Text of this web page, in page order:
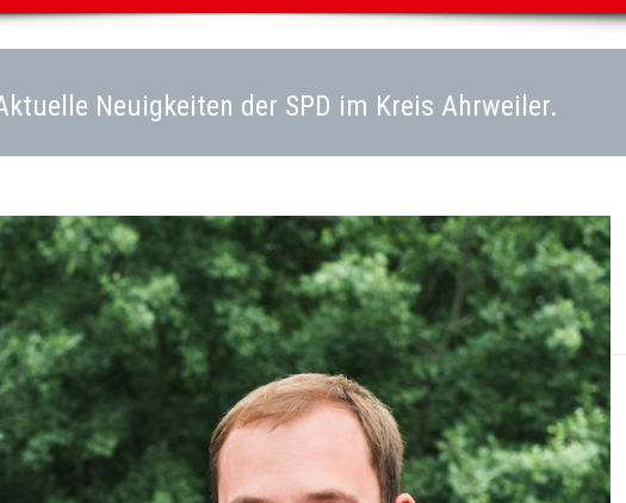
Neuigkeiten der SPD im Kreis Ahrweiler.